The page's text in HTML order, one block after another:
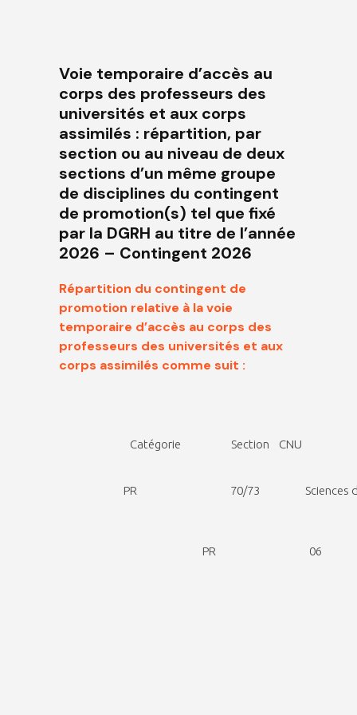
Voie temporaire d’accès au
corps des professeurs des
universités et aux corps
assimilés : répartition, par
section ou au niveau de deux
sections d’un même groupe
de disciplines du contingent
de promotion(s) tel que fixé
par la DGRH au titre de l’année
2026 – Contingent 2026
Répartition du contingent de
promotion relative à la voie
temporaire d’accès au corps des
professeurs des universités et aux
corps assimilés comme suit :
Catégorie Section CNU
PR 70/73 Sciences de l’éducation
PR 06